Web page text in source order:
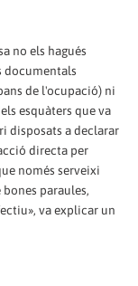
no els hagués
documentals
de l'ocupació) ni
esquàters que va
disposats a declarar
directa per
només serveixi
paraules,
va explicar un